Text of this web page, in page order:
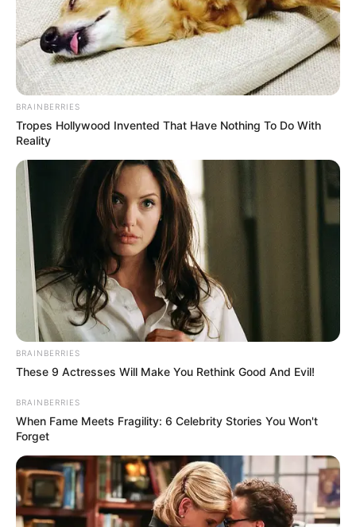
BRAINBERRIES
Tropes Hollywood Invented That Have Nothing To Do With
Reality
BRAINBERRIES
These 9 Actresses Will Make You Rethink Good And Evil!
BRAINBERRIES
When Fame Meets Fragility: 6 Celebrity Stories You Won't
Forget